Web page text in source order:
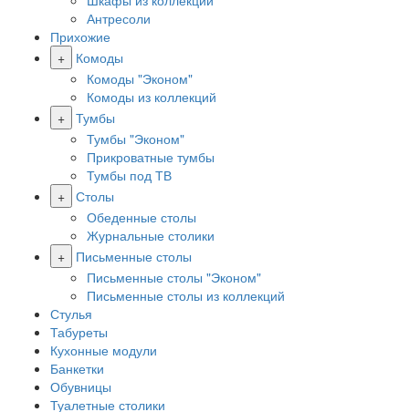
Антресоли
Прихожие
+
Комоды
Комоды "Эконом"
Комоды из коллекций
+ Тумбы
Тумбы "Эконом"
Прикроватные тумбы
Тумбы под ТВ
+ Столы
Обеденные столы
Журнальные столики
+
Письменные столы
Письменные столы "Эконом"
Письменные столы из коллекций
Стулья
Табуреты
Кухонные модули
Банкетки
Обувницы
Туалетные столики